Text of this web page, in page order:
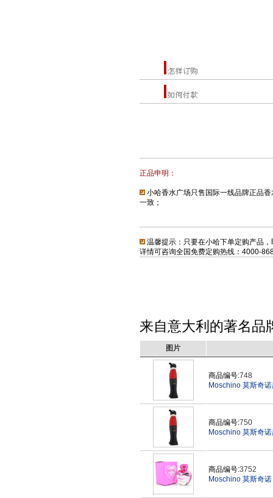
正品申明：
小哈香水广场只售国际一线品牌正品
一致；
温馨提示：只要在小哈下单定购产品，
详情可咨询全国免费定购热线：4000-
来自意大利的著名品
图片
商品编号:748
Moschino 莫斯奇
商品编号:750
Moschino 莫斯奇
商品编号:3752
Moschino 莫斯奇